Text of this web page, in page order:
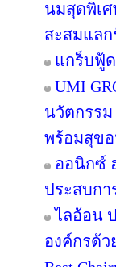
นมสุดพิเศ
สะสมแลก
แกร็บฟู้ด
UMI
นวัตกรรม
พร้อมสุข
ออนิกซ์
ประสบกา
ไลอ้อน
องค์กรด้ว